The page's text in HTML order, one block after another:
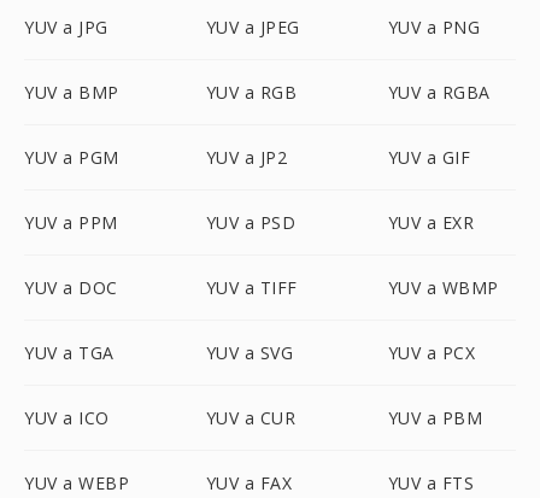
YUV a JPG YUV a JPEG YUV a PNG
YUV a BMP YUV a RGB YUV a RGBA
YUV a PGM YUV a JP2 YUV a GIF
YUV a PPM YUV a PSD YUV a EXR
YUV a DOC YUV a TIFF YUV a WBMP
YUV a TGA YUV a SVG YUV a PCX
YUV a ICO YUV a CUR YUV a PBM
YUV a WEBP YUV a FAX YUV a FTS